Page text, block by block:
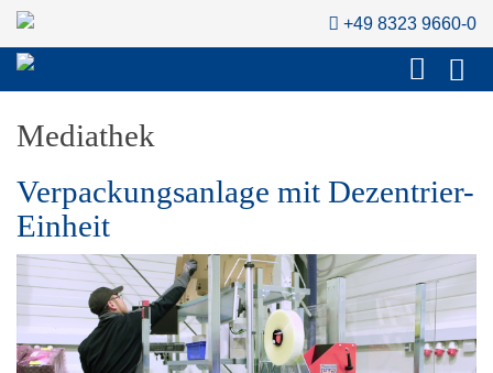
+49 8323 9660-0
Mediathek
Verpackungsanlage mit Dezentrier-
Einheit